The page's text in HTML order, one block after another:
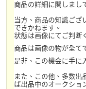
商品の詳細に関しまし
当方、商品の知識ござ
できかねます。
状態は画像にてご判断
商品は画像の物が全て
是非、この機会に手に
また、この他、多数出
ば出品中のオークショ